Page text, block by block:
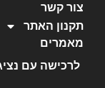
צור קשר
תקנון האתר
מאמרים
לרכישה עם